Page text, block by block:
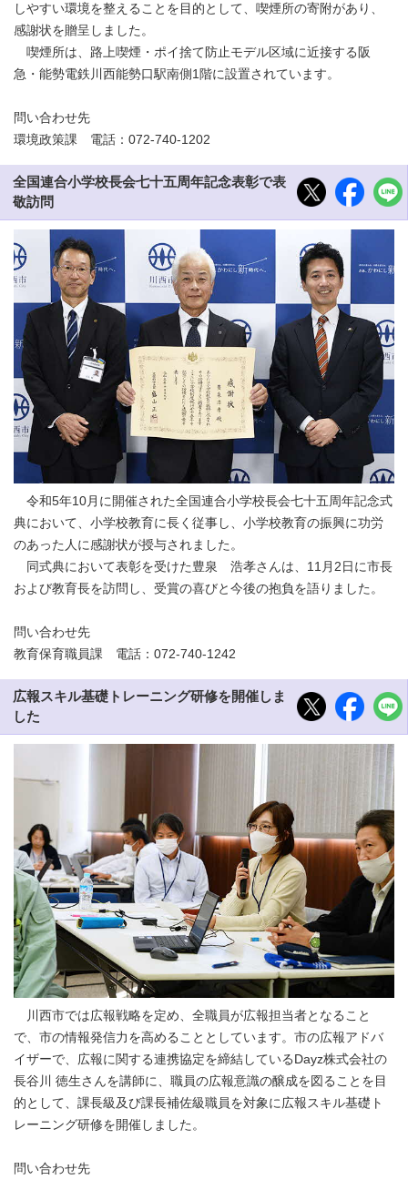
しやすい環境を整えることを目的として、喫煙所の寄附があり、
感謝状を贈呈しました。
喫煙所は、路上喫煙・ポイ捨て防止モデル区域に近接する阪
急・能勢電鉄川西能勢口駅南側1階に設置されています。
問い合わせ先
環境政策課 電話：072-740-1202
全国連合小学校長会七十五周年記念表彰で表
敬訪問
令和5年10月に開催された全国連合小学校長会七十五周年記念式
典において、小学校教育に長く従事し、小学校教育の振興に功労
のあった人に感謝状が授与されました。
同式典において表彰を受けた豊泉 浩孝さんは、11月2日に市長
および教育長を訪問し、受賞の喜びと今後の抱負を語りました。
問い合わせ先
教育保育職員課 電話：072-740-1242
広報スキル基礎トレーニング研修を開催しま
した
川西市では広報戦略を定め、全職員が広報担当者となること
で、市の情報発信力を高めることとしています。市の広報アドバ
イザーで、広報に関する連携協定を締結しているDayz株式会社の
長谷川 徳生さんを講師に、職員の広報意識の醸成を図ることを目
的として、課長級及び課長補佐級職員を対象に広報スキル基礎ト
レーニング研修を開催しました。
問い合わせ先